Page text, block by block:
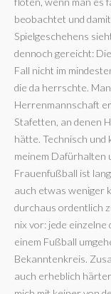
beobachtet und
Spielgeschehens
dennoch gereicht:
Fall nicht im
die da herrschte.
Herrenmannschaft
Stafetten, an denen
hätte. Technisch
meinem Dafürhalten
Frauenfußball ist
auch etwas weniger
durchaus ordentlich
nix vor: jede
einem Fußball
Bekanntenkreis.
auch erheblich